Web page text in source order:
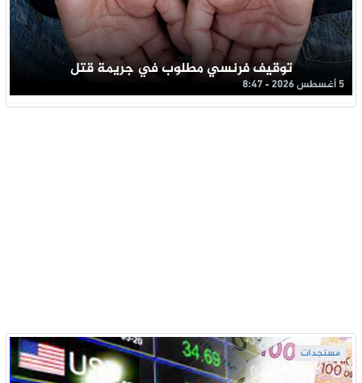
توقيف فرنسي مطلوب في جريمة قتل
5 أغسطس 2026 - 8:47
مستجدات